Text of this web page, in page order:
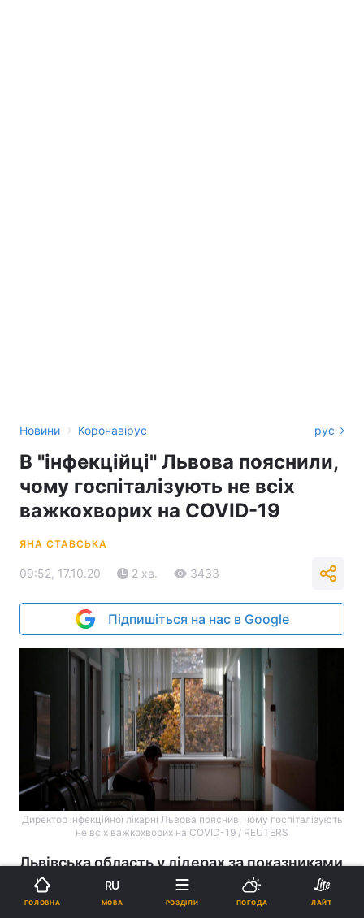
Новини › Коронавірус рус
В "інфекційці" Львова пояснили,
чому госпіталізують не всіх
важкохворих на COVID-19
ЯНА СТАВСЬКА
09:52, 17.10.20 2 хв. 3433
Підпишіться на нас в Google
Директор інфекційної лікарні Львова пояснив, чому госпіталізують
не всіх важкохворих на COVID-19 / REUTERS
Львівська область у лідерах за показниками
захворюваності на COVID-19.
ГОЛОВНА
RU
МОВА РОЗДІЛИ ПОГОДА ЛАЙТ